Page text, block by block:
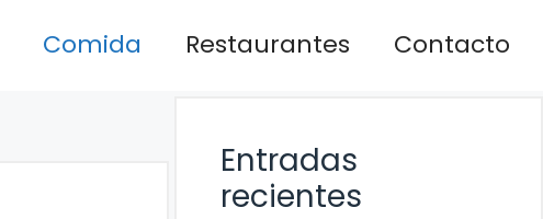
Comida Restaurantes Contacto
Entradas
recientes